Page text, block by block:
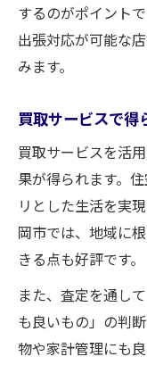
するのがポイント
出張対応が可能な
みます。
買取サービスで得
買取サービスを活
果が得られます。
リとした生活を実
岡市では、地域に
きる点も好評です。
また、査定を通し
も良いもの」の判
物や家計管理にも